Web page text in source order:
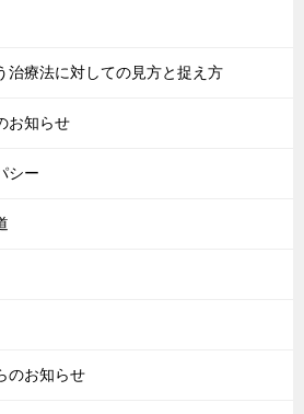
治療法に対しての見方と捉え方
お知らせ
シー
のお知らせ